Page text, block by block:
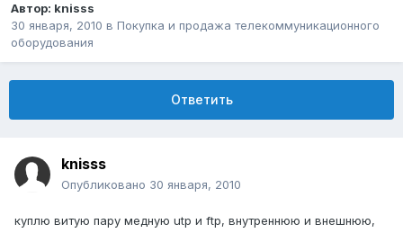
Автор: knisss
30 января, 2010 в Покупка и продажа телекоммуникационного
оборудования
Ответить
knisss
Опубликовано 30 января, 2010
куплю витую пару медную utp и ftp, внутреннюю и внешнюю,